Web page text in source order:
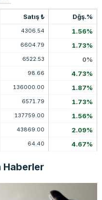
Satış ₺ Dğş.%
4306.54 1.56%
6604.79 1.73%
6522.53 0%
98.66 4.73%
136000.00 1.87%
6571.79 1.73%
137759.00 1.56%
43869.00 2.09%
64.40 4.67%
Haberler